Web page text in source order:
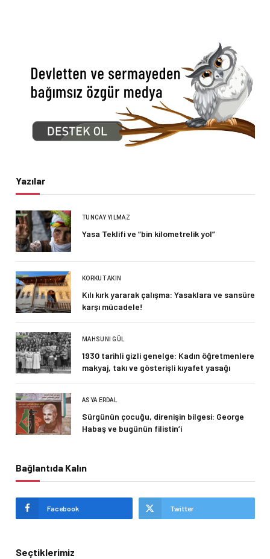
Yazılar
TUNCAY YILMAZ
Yasa Teklifi ve “bin kilometrelik yol”
KORKUT AKIN
Kılı kırk yararak çalışma: Yasaklara ve sansüre
karşı mücadele!
MAHSUNI GÜL
1930 tarihli gizli genelge: Kadın öğretmenlere
makyaj, takı ve gösterişli kıyafet yasağı
ASYA ERDAL
Sürgünün çocuğu, direnişin bilgesi: George
Habaş ve bugünün filistin’i
Bağlantıda Kalın
Facebook Twitter
Seçtiklerimiz